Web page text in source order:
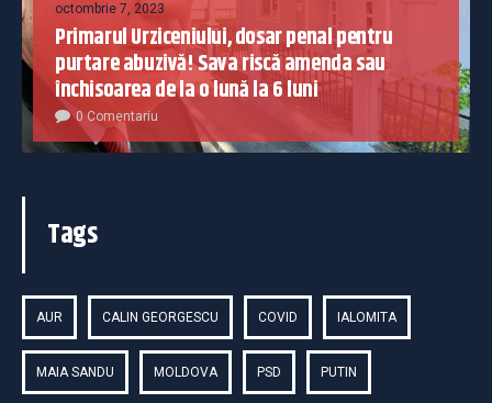
octombrie 7, 2023
Primarul Urziceniului, dosar penal pentru
purtare abuzivă! Sava riscă amenda sau
închisoarea de la o lună la 6 luni
0 Comentariu
Tags
AUR CALIN GEORGESCU COVID IALOMITA
MAIA SANDU MOLDOVA PSD PUTIN